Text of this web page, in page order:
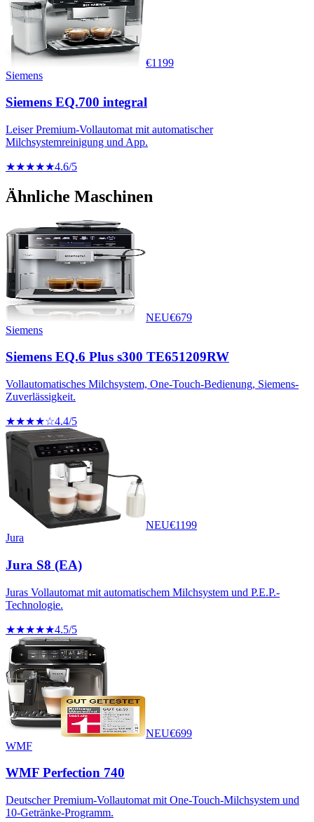
€1199
Siemens
Siemens EQ.700 integral
Leiser Premium-Vollautomat mit automatischer
Milchsystemreinigung und App.
★★★★★4.6/5
Ähnliche Maschinen
NEU€679
Siemens
Siemens EQ.6 Plus s300 TE651209RW
Vollautomatisches Milchsystem, One-Touch-Bedienung, Siemens-
Zuverlässigkeit.
★★★★☆4.4/5
NEU€1199
Jura
Jura S8 (EA)
Juras Vollautomat mit automatischem Milchsystem und P.E.P.-
Technologie.
★★★★★4.5/5
NEU€699
WMF
WMF Perfection 740
Deutscher Premium-Vollautomat mit One-Touch-Milchsystem und
10-Getränke-Programm.